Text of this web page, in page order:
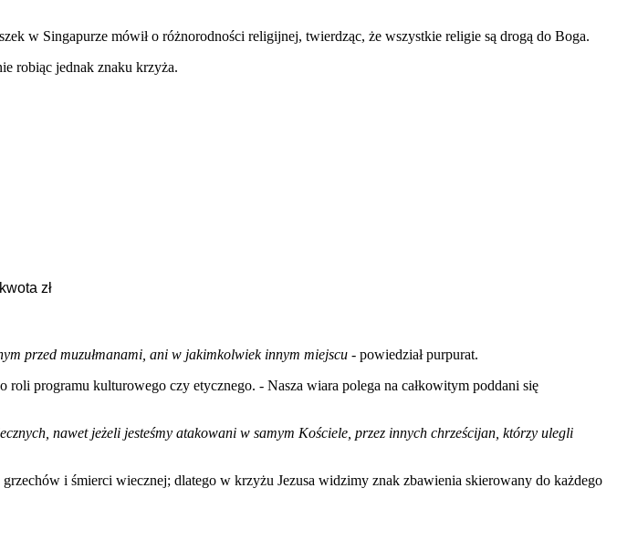
w Singapurze mówił o różnorodności religijnej, twierdząc, że wszystkie religie są drogą do Boga.
robiąc jednak znaku krzyża.
przed muzułmanami, ani w jakimkolwiek innym miejscu - powiedział purpurat.
roli programu kulturowego czy etycznego. - Nasza wiara polega na całkowitym poddani się
nawet jeżeli jesteśmy atakowani w samym Kościele, przez innych chrześcijan, którzy ulegli
i śmierci wiecznej; dlatego w krzyżu Jezusa widzimy znak zbawienia skierowany do każdego